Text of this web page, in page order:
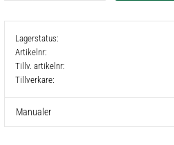
Lagerstatus
Artikelnr
Tillv. artikelnr
Tillverkare
Manualer